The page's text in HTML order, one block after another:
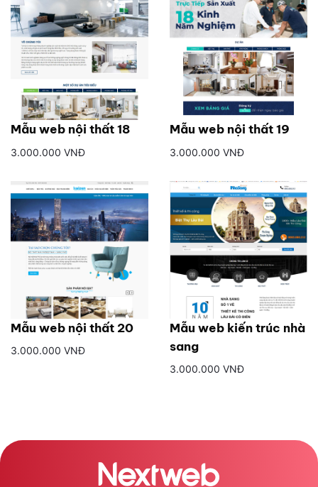
Mẫu web nội thất 18
3.000.000 VNĐ
Mẫu web nội thất 19
3.000.000 VNĐ
Mẫu web nội thất 20
3.000.000 VNĐ
Mẫu web kiến trúc nhà
sang
3.000.000 VNĐ